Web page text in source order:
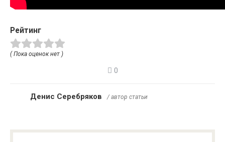
Рейтинг
( Пока оценок нет )
0
Денис Серебряков / автор статьи